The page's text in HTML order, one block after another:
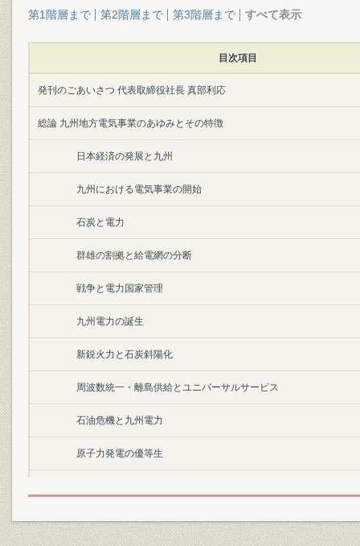
第1階層まで 第2階層まで 第3階層まで すべて表示
目次項目
発刊のごあいさつ 代表取締役社長 真部利応
総論 九州地方電気事業のあゆみとその特徴
日本経済の発展と九州
九州における電気事業の開始
石炭と電力
群雄の割拠と給電網の分断
戦争と電力国家管理
九州電力の誕生
新鋭火力と石炭斜陽化
周波数統一・離島供給とユニバーサルサービス
石油危機と九州電力
原子力発電の優等生
九州地方電気事業の特徴